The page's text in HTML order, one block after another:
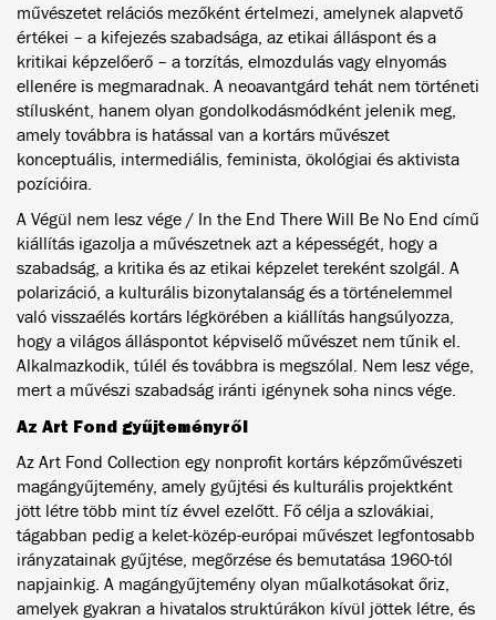
művészetet relációs mezőként értelmezi, amelynek alapvető
értékei – a kifejezés szabadsága, az etikai álláspont és a
kritikai képzelőerő – a torzítás, elmozdulás vagy elnyomás
ellenére is megmaradnak. A neoavantgárd tehát nem történeti
stílusként, hanem olyan gondolkodásmódként jelenik meg,
amely továbbra is hatással van a kortárs művészet
konceptuális, intermediális, feminista, ökológiai és aktivista
pozícióira.
A Végül nem lesz vége / In the End There Will Be No End című
kiállítás igazolja a művészetnek azt a képességét, hogy a
szabadság, a kritika és az etikai képzelet tereként szolgál. A
polarizáció, a kulturális bizonytalanság és a történelemmel
való visszaélés kortárs légkörében a kiállítás hangsúlyozza,
hogy a világos álláspontot képviselő művészet nem tűnik el.
Alkalmazkodik, túlél és továbbra is megszólal. Nem lesz vége,
mert a művészi szabadság iránti igénynek soha nincs vége.
Az Art Fond gyűjteményről
Az Art Fond Collection egy nonprofit kortárs képzőművészeti
magángyűjtemény, amely gyűjtési és kulturális projektként
jött létre több mint tíz évvel ezelőtt. Fő célja a szlovákiai,
tágabban pedig a kelet-közép-európai művészet legfontosabb
irányzatainak gyűjtése, megőrzése és bemutatása 1960-tól
napjainkig. A magángyűjtemény olyan műalkotásokat őriz,
amelyek gyakran a hivatalos struktúrákon kívül jöttek létre, és